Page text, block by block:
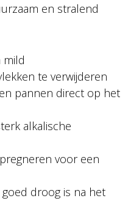
en stralend
mild
te verwijderen
pannen direct op het
alkalische
voor een
droog is na het